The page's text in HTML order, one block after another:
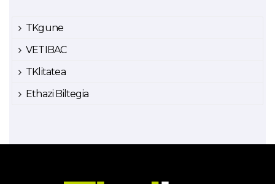
TKgune
VETIBAC
TKlitatea
Ethazi Biltegia